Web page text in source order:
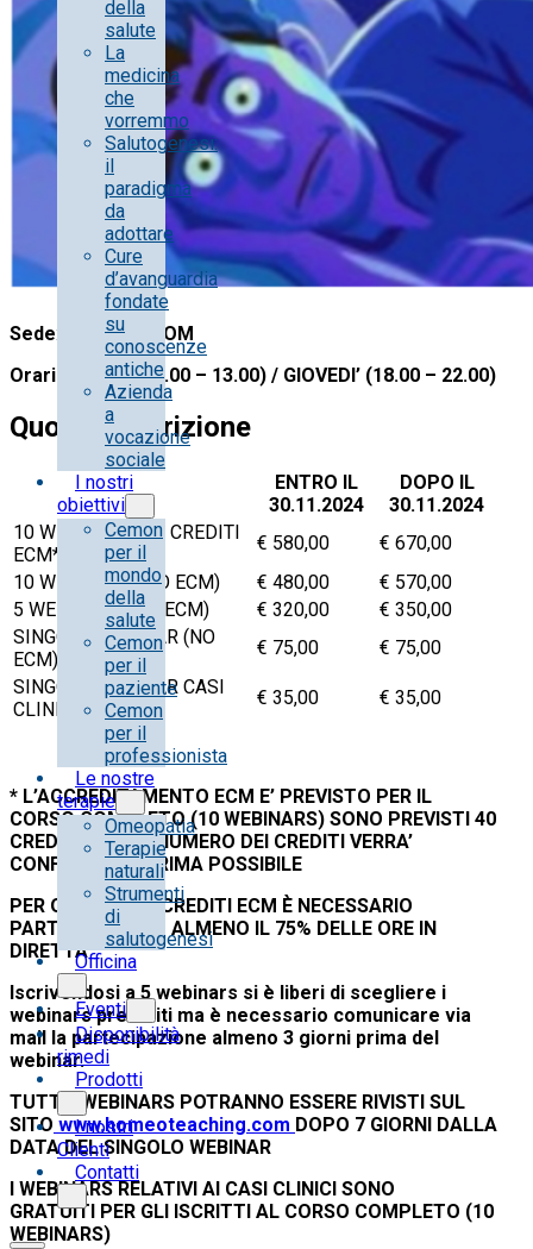
della
salute
La
medicina
che
vorremmo
Salutogenesi:
il
paradigma
da
adottare
Cure
d’avanguardia
fondate
su
conoscenze
antiche
Azienda
a
vocazione
sociale
I nostri
obiettivi
Cemon
per il
mondo
della
salute
Cemon
per il
paziente
Cemon
per il
professionista
Le nostre
terapie
Omeopatia
Terapie
naturali
Strumenti
di
salutogenesi
Officina
Eventi
Disponibilità
rimedi
Prodotti
I nostri
Clienti
Contatti
Sede:
ONLINE ZOOM
Orari:
SABATO (9.00 – 13.00) / GIOVEDI’ (18.00 – 22.00)
Quota di iscrizione
ENTRO IL
30.11.2024
DOPO IL
30.11.2024
10 WEBINARS (40 CREDITI
ECM*)
€ 580,00
€ 670,00
10 WEBINARS (NO ECM)
€ 480,00
€ 570,00
5 WEBINARS (NO ECM)
€ 320,00
€ 350,00
SINGOLO WEBINAR (NO
ECM)
€ 75,00
€ 75,00
SINGOLO WEBINAR CASI
CLINICI (NO ECM)
€ 35,00 € 35,00
* L’ACCREDITAMENTO ECM E’ PREVISTO PER IL
CORSO COMPLETO (10 WEBINARS) SONO PREVISTI 40
CREDITI ECM. IL NUMERO DEI CREDITI VERRA’
CONFERMATO PRIMA POSSIBILE
PER OTTENERE I CREDITI ECM È NECESSARIO
PARTECIPARE AD ALMENO IL 75% DELLE ORE IN
DIRETTA
Iscrivendosi a 5 webinars si è liberi di scegliere i
webinars preferiti ma è necessario comunicare via
mail la partecipazione almeno 3 giorni prima del
webinar.
TUTTI I WEBINARS POTRANNO ESSERE RIVISTI SUL
SITO www.homeoteaching.com DOPO 7 GIORNI DALLA
DATA DEL SINGOLO WEBINAR
I WEBINARS RELATIVI AI CASI CLINICI SONO
GRATUITI PER GLI ISCRITTI AL CORSO COMPLETO (10
WEBINARS)